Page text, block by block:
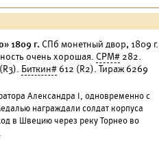
1809 г. СПб монетный двор, 1809 г.
очень хорошая. СРМ# 282.
Биткин# 612 (R2). Тираж 6269
Александра I, одновременно с
награждали солдат корпуса
в Швецию через реку Торнео во